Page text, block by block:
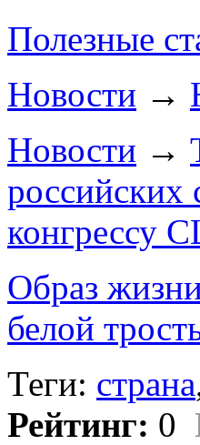
Полезные
Новости →
Новости →
российских
конгрессу
Образ
белой
Теги: страна
Рейтинг: 0